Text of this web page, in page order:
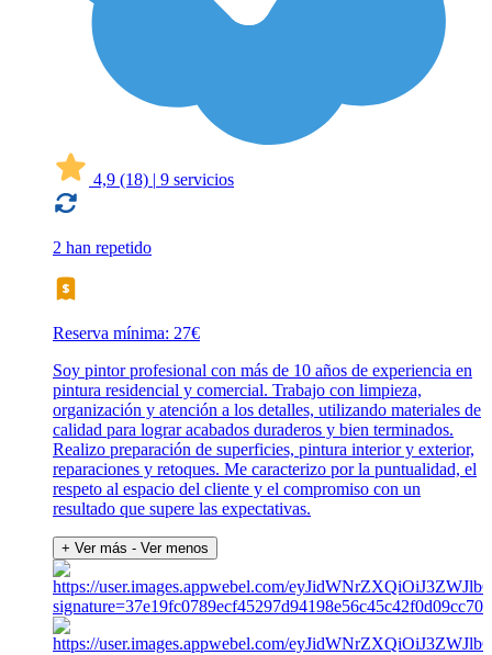
4,9 (18) | 9 servicios
2 han repetido
Reserva mínima: 27€
Soy pintor profesional con más de 10 años de experiencia en
pintura residencial y comercial. Trabajo con limpieza,
organización y atención a los detalles, utilizando materiales de
calidad para lograr acabados duraderos y bien terminados.
Realizo preparación de superficies, pintura interior y exterior,
reparaciones y retoques. Me caracterizo por la puntualidad, el
respeto al espacio del cliente y el compromiso con un
resultado que supere las expectativas.
+ Ver más - Ver menos